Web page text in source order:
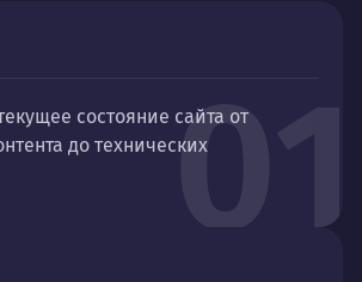
01
состояние сайта от
до технических